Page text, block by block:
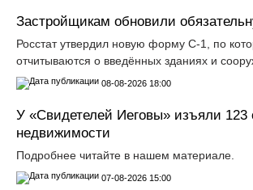
Застройщикам обновили
Росстат утвердил новую форму С-1, по
отчитываются о введённых зданиях и
08-08-2026 18:00
У «Свидетелей Иеговы» изъяли 123
недвижимости
Подробнее читайте в нашем материале.
07-08-2026 15:00